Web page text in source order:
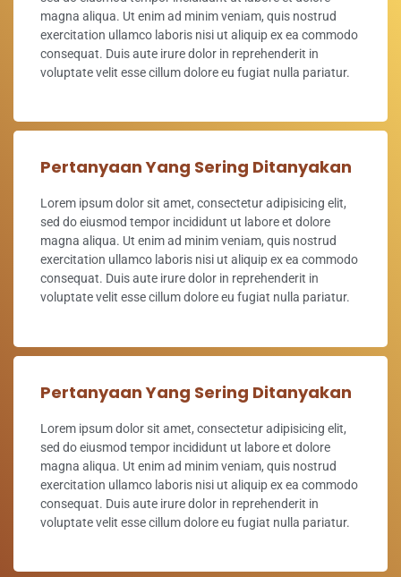
magna aliqua. Ut enim ad minim veniam, quis nostrud
exercitation ullamco laboris nisi ut aliquip ex ea commodo
consequat. Duis aute irure dolor in reprehenderit in
voluptate velit esse cillum dolore eu fugiat nulla pariatur.
Pertanyaan Yang Sering Ditanyakan
Lorem ipsum dolor sit amet, consectetur adipisicing elit,
sed do eiusmod tempor incididunt ut labore et dolore
magna aliqua. Ut enim ad minim veniam, quis nostrud
exercitation ullamco laboris nisi ut aliquip ex ea commodo
consequat. Duis aute irure dolor in reprehenderit in
voluptate velit esse cillum dolore eu fugiat nulla pariatur.
Pertanyaan Yang Sering Ditanyakan
Lorem ipsum dolor sit amet, consectetur adipisicing elit,
sed do eiusmod tempor incididunt ut labore et dolore
magna aliqua. Ut enim ad minim veniam, quis nostrud
exercitation ullamco laboris nisi ut aliquip ex ea commodo
consequat. Duis aute irure dolor in reprehenderit in
voluptate velit esse cillum dolore eu fugiat nulla pariatur.